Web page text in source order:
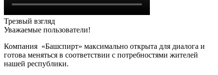
Трезвый взгляд
Уважаемые пользователи!
Компания «Башспирт» максимально открыта для диалога и
готова меняться в соответствии с потребностями жителей
нашей республики.